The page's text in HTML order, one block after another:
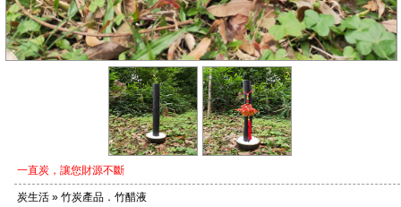
一直炭，讓您財源不斷
炭生活 » 竹炭產品．竹醋液